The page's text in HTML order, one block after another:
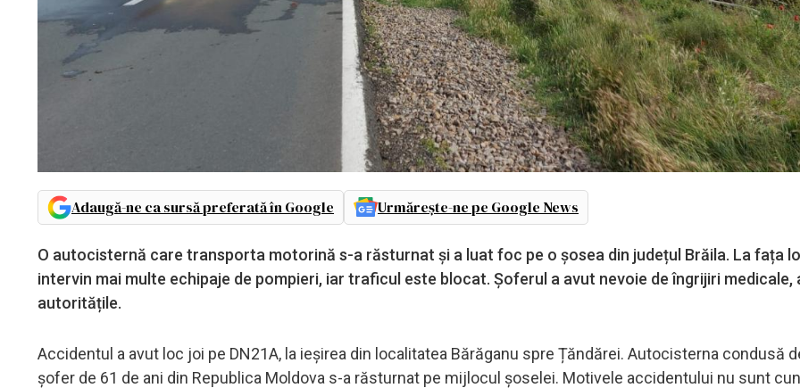
Adaugă-ne ca sursă preferată în Google Urmărește-ne pe Google News
O autocisternă care transporta motorină s-a răsturnat și a luat foc pe o șosea din județul Brăila. La fața
intervin mai multe echipaje de pompieri, iar traficul este blocat. Șoferul a avut nevoie de îngrijiri medicale,
autoritățile.
Accidentul a avut loc joi pe DN21A, la ieșirea din localitatea Bărăganu spre Țăndărei. Autocisterna condusă
șofer de 61 de ani din Republica Moldova s-a răsturnat pe mijlocul șoselei. Motivele accidentului nu sunt